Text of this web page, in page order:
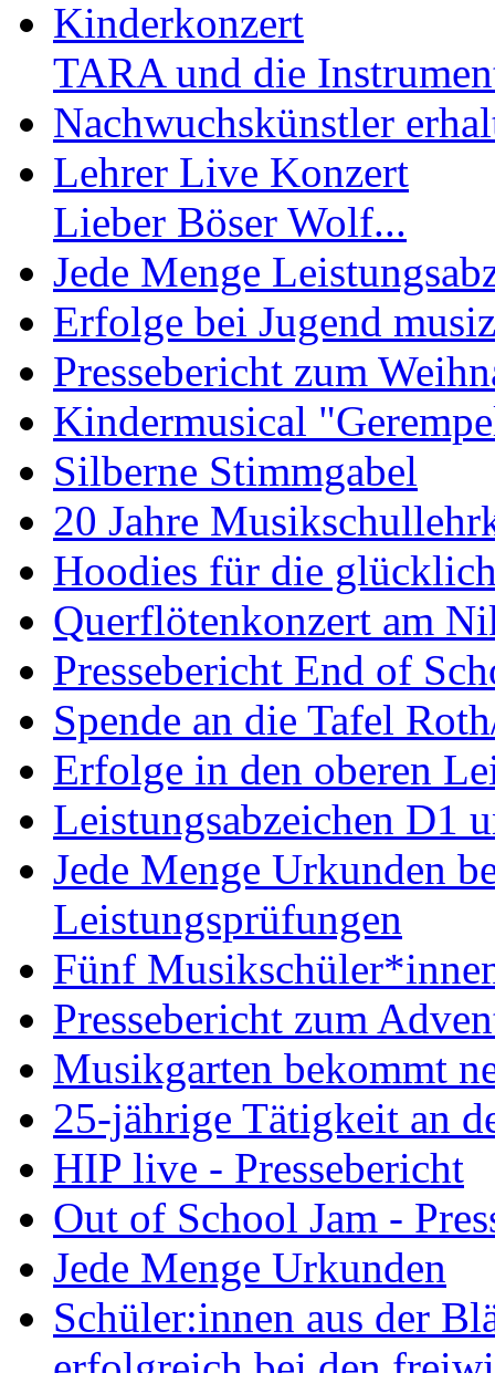
Kinderkonzert
TARA und die
Nachwuchskünstler
Lehrer Live Konzert
Lieber Böser Wolf...
Jede Menge
Erfolge bei Jugend
Pressebericht zum
Kindermusical
Silberne Stimmgabel
20 Jahre
Hoodies für die
Querflötenkonzert am
Pressebericht End of
Spende an die Tafel
Erfolge in den oberen
Leistungsabzeichen D1
Jede Menge Urkunden
Leistungsprüfungen
Fünf
Pressebericht zum
Musikgarten bekommt
25-jährige Tätigkeit an
HIP live - Pressebericht
Out of School Jam -
Jede Menge Urkunden
Schüler:innen aus der